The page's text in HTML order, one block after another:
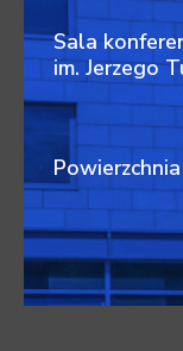
Sala
im. Jerzego